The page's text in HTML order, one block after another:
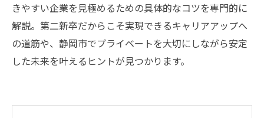
きやすい企業を見極めるための具体的なコツを専門的に
解説。第二新卒だからこそ実現できるキャリアアップへ
の道筋や、静岡市でプライベートを大切にしながら安定
した未来を叶えるヒントが見つかります。